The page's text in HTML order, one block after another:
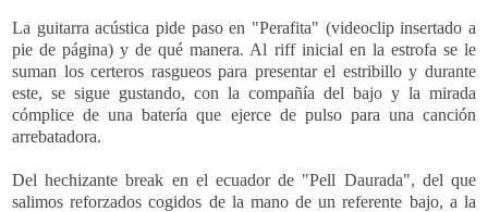
La guitarra acústica pide paso en "Perafita" (videoclip insertado a
pie de página) y de qué manera. Al riff inicial en la estrofa se le
suman los certeros rasgueos para presentar el estribillo y durante
este, se sigue gustando, con la compañía del bajo y la mirada
cómplice de una batería que ejerce de pulso para una canción
arrebatadora.
Del hechizante break en el ecuador de "Pell Daurada", del que
salimos reforzados cogidos de la mano de un referente bajo, a la